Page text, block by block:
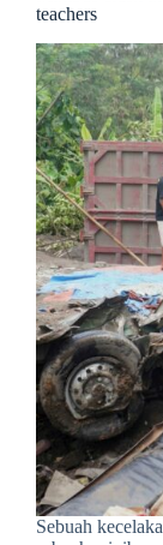
teachers
Sebuah